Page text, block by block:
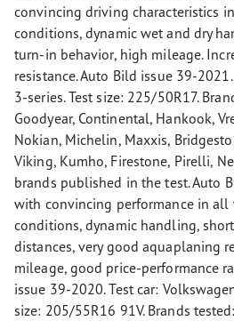
convincing driving characteristics
conditions, dynamic wet and dry
turn-in behavior, high mileage.
resistance. Auto Bild issue 39-2021.
3-series. Test size: 225/50R17.
Goodyear, Continental, Hankook,
Nokian, Michelin, Maxxis,
Viking, Kumho, Firestone, Pirelli,
brands published in the test. Auto
with convincing performance in all
conditions, dynamic handling,
distances, very good aquaplaning
mileage, good price-performance
issue 39-2020. Test car:
size: 205/55R16 91V. Brands